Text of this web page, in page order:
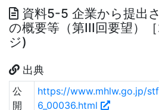
資料5-5 企業から提出
の概要等（第III回要望）
ジ)
出典
公
開
https://www.mhlw.go.jp/
6_00036.html